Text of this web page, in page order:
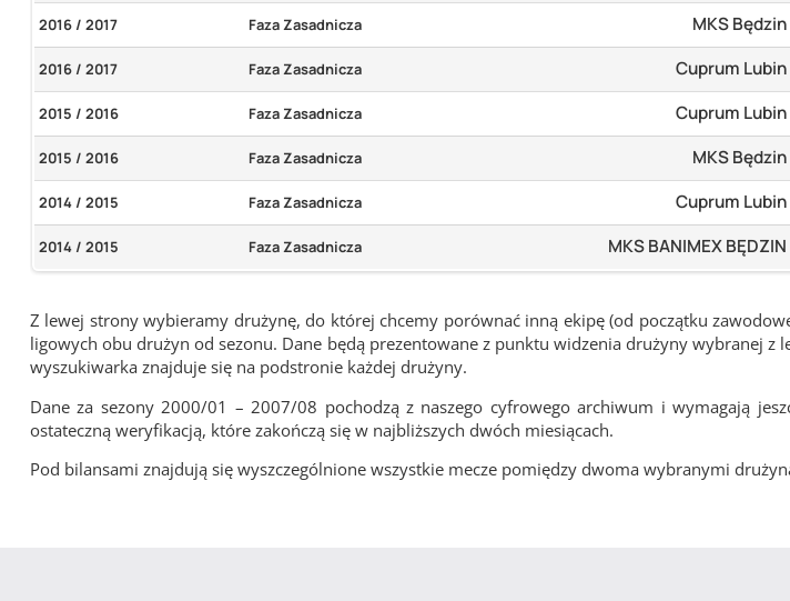
2016 / 2017 Faza Zasadnicza MKS Będzin
2016 / 2017 Faza Zasadnicza Cuprum Lubin
2015 / 2016 Faza Zasadnicza Cuprum Lubin
2015 / 2016 Faza Zasadnicza MKS Będzin
2014 / 2015 Faza Zasadnicza Cuprum Lubin
2014 / 2015 Faza Zasadnicza MKS BANIMEX BĘDZIN
Z lewej strony wybieramy drużynę, do której chcemy porównać inną ekipę (od początku
ligowych obu drużyn od sezonu. Dane będą prezentowane z punktu widzenia drużyny wybranej
wyszukiwarka znajduje się na podstronie każdej drużyny.
Dane za sezony 2000/01 – 2007/08 pochodzą z naszego cyfrowego archiwum i wymagają
ostateczną weryfikacją, które zakończą się w najbliższych dwóch miesiącach.
Pod bilansami znajdują się wyszczególnione wszystkie mecze pomiędzy dwoma wybranymi